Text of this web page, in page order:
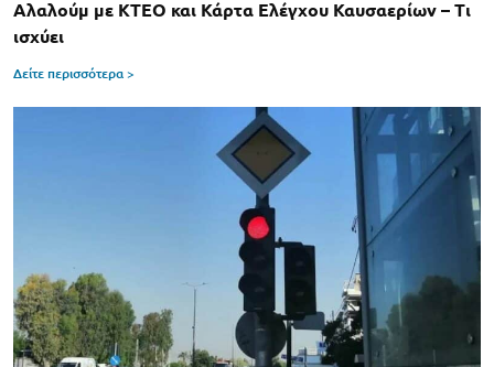
Αλαλούμ με ΚΤΕΟ και Κάρτα Ελέγχου Καυσαερίων – Τι
ισχύει
Δείτε περισσότερα >